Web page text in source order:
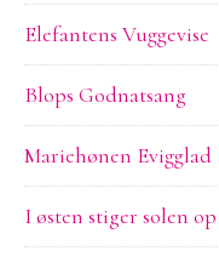
Elefantens Vuggevise
Blops Godnatsang
Mariehønen Evigglad
I østen stiger solen op